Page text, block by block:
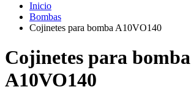
Inicio
Bombas
Cojinetes para bomba A10VO140
Cojinetes para bomba
A10VO140